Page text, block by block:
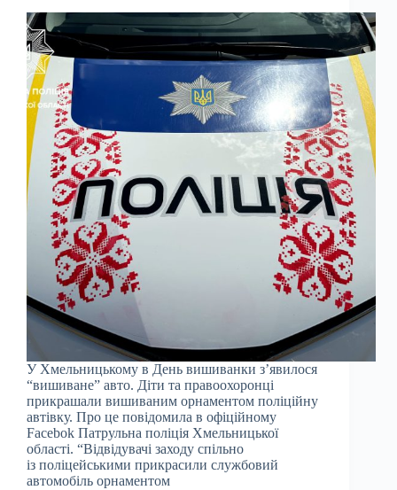
У Хмельницькому в День вишиванки з’явилося
“вишиване” авто. Діти та правоохоронці
прикрашали вишиваним орнаментом поліційну
автівку. Про це повідомила в офіційному
Facebok Патрульна поліція Хмельницької
області. “Відвідувачі заходу спільно
із поліцейськими прикрасили службовий
автомобіль орнаментом